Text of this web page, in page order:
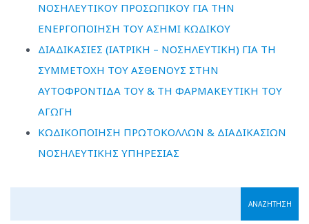
ΝΟΣΗΛΕΥΤΙΚΟΥ ΠΡΟΣΩΠΙΚΟΥ ΓΙΑ ΤΗΝ
ΕΝΕΡΓΟΠΟΙΗΣΗ ΤΟΥ ΑΣΗΜΙ ΚΩΔΙΚΟΥ
ΔΙΑΔΙΚΑΣΙΕΣ (ΙΑΤΡΙΚΗ – ΝΟΣΗΛΕΥΤΙΚΗ) ΓΙΑ ΤΗ
ΣΥΜΜΕΤΟΧΗ ΤΟΥ ΑΣΘΕΝΟΥΣ ΣΤΗΝ
ΑΥΤΟΦΡΟΝΤΙΔΑ ΤΟΥ & ΤΗ ΦΑΡΜΑΚΕΥΤΙΚΗ ΤΟΥ
ΑΓΩΓΗ
ΚΩΔΙΚΟΠΟΙΗΣΗ ΠΡΩΤΟΚΟΛΛΩΝ & ΔΙΑΔΙΚΑΣΙΩΝ
ΝΟΣΗΛΕΥΤΙΚΗΣ ΥΠΗΡΕΣΙΑΣ